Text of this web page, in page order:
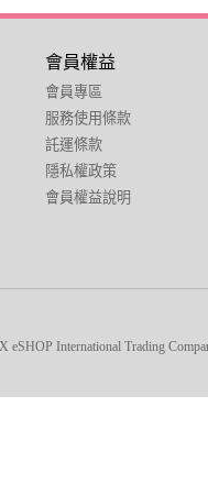
會員權益
會員專區
服務使用條款
託運條款
隱私權政策
會員權益說明
International Trading